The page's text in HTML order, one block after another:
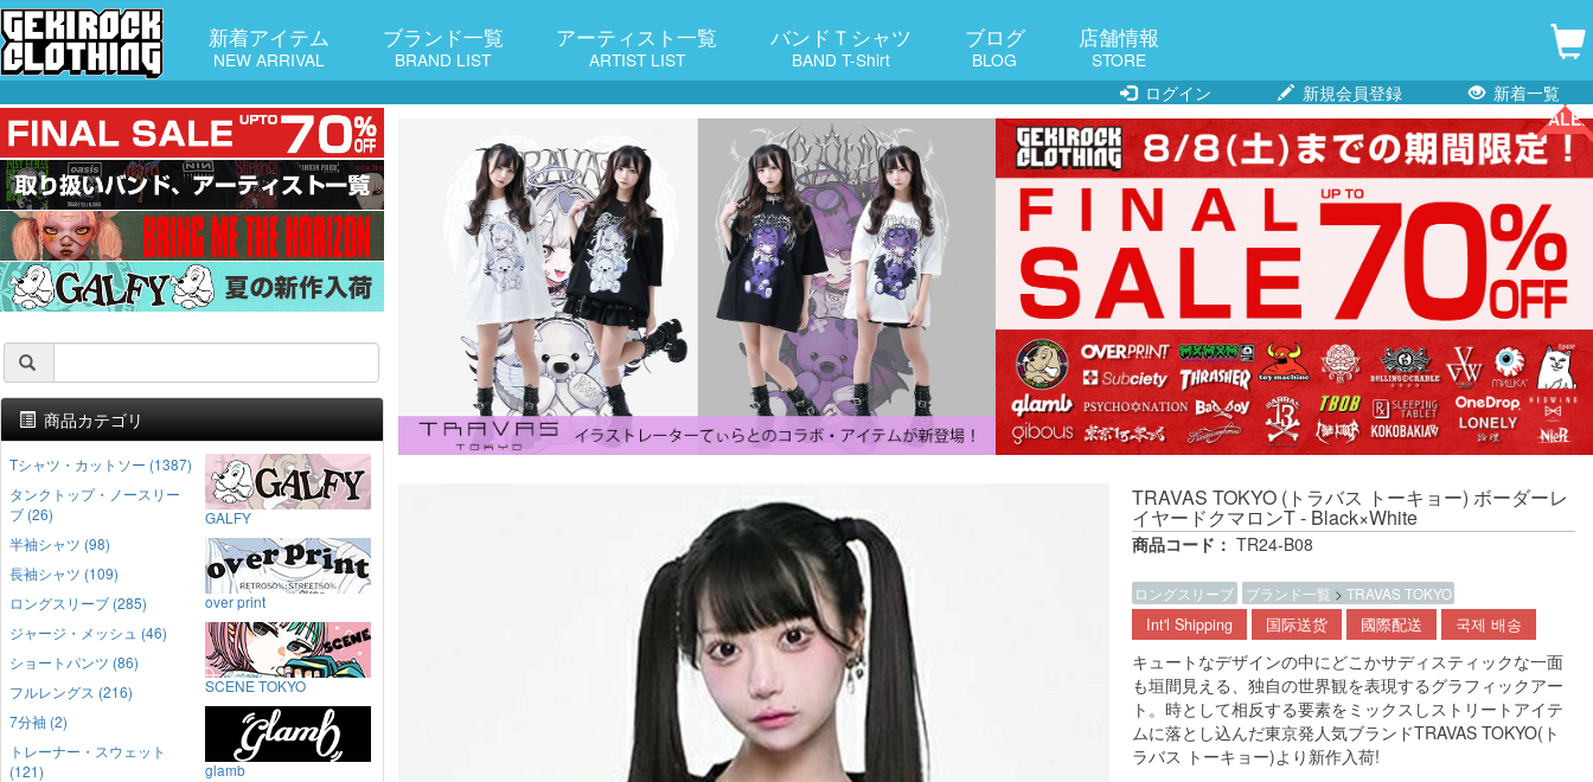
新着アイテム
NEW ARRIVAL
ブランド一覧
BRAND LIST
アーティスト一覧
ARTIST LIST
バンドＴシャツ
BAND T-Shirt
ブログ
BLOG
店舗情報
STORE
ログイン
新規会員登録 新着一覧
TRAVAS TOKYO (トラバス トーキョー) ボーダーレ
イヤードクマロンT - Black×White
商品コード： TR24-B08
ロングスリーブ ブランド一覧 > TRAVAS TOKYO
Int'l Shipping 国际送货 國際配送 국제 배송
キュートなデザインの中にどこかサディスティックな一面
も垣間見える、独自の世界観を表現するグラフィックアー
ト。時として相反する要素をミックスしストリートアイテ
ムに落とし込んだ東京発人気ブランドTRAVAS TOKYO(ト
ラバス トーキョー)より新作入荷!
SALE!!
SALE!!
商品カテゴリ
Tシャツ・カットソー (1387)
タンクトップ・ノースリー
ブ (26)
半袖シャツ (98)
長袖シャツ (109)
ロングスリーブ (285)
ジャージ・メッシュ (46)
ショートパンツ (86)
フルレングス (216)
7分袖 (2)
トレーナー・スウェット
(121)
GALFY
over print
SCENE TOKYO
glamb